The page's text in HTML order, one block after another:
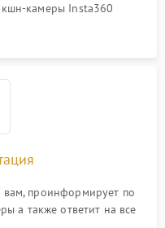
камеры Insta360
вам, проинформирует по
а также ответит на все